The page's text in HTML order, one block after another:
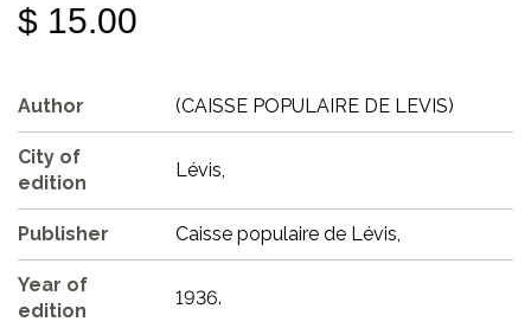
$ 15.00
Author (CAISSE POPULAIRE DE LEVIS)
City of
edition
Lévis,
Publisher Caisse populaire de Lévis,
Year of
edition
1936.